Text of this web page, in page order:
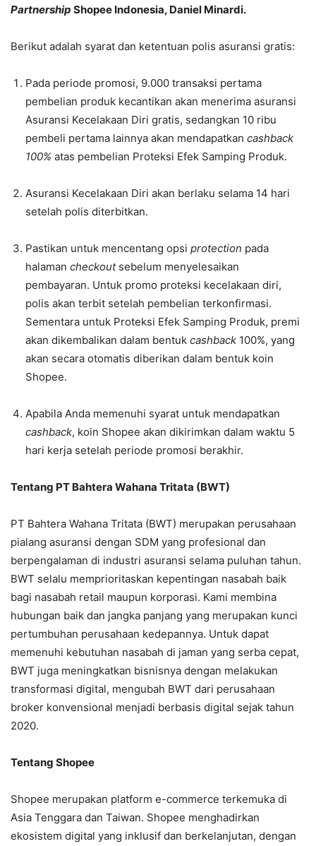
Partnership Shopee Indonesia, Daniel Minardi.
Berikut adalah syarat dan ketentuan polis asuransi gratis:
Pada periode promosi, 9.000 transaksi pertama
pembelian produk kecantikan akan menerima asuransi
Asuransi Kecelakaan Diri gratis, sedangkan 10 ribu
pembeli pertama lainnya akan mendapatkan cashback
100% atas pembelian Proteksi Efek Samping Produk.
Asuransi Kecelakaan Diri akan berlaku selama 14 hari
setelah polis diterbitkan.
Pastikan untuk mencentang opsi protection pada
halaman checkoutsebelum menyelesaikan
pembayaran. Untuk promo proteksi kecelakaan diri,
polis akan terbit setelah pembelian terkonfirmasi.
Sementara untuk Proteksi Efek Samping Produk, premi
akan dikembalikan dalam bentuk cashback 100%, yang
akan secara otomatis diberikan dalam bentuk koin
Shopee.
Apabila Anda memenuhi syarat untuk mendapatkan
cashback, koin Shopee akan dikirimkan dalam waktu 5
hari kerja setelah periode promosi berakhir.
Tentang PT Bahtera Wahana Tritata (BWT)
PT Bahtera Wahana Tritata (BWT) merupakan perusahaan
pialang asuransi dengan SDM yang profesional dan
berpengalaman di industri asuransi selama puluhan tahun.
BWT selalu memprioritaskan kepentingan nasabah baik
bagi nasabah retail maupun korporasi. Kami membina
hubungan baik dan jangka panjang yang merupakan kunci
pertumbuhan perusahaan kedepannya. Untuk dapat
memenuhi kebutuhan nasabah di jaman yang serba cepat,
BWT juga meningkatkan bisnisnya dengan melakukan
transformasi digital, mengubah BWT dari perusahaan
broker konvensional menjadi berbasis digital sejak tahun
2020.
Tentang Shopee
Shopee merupakan platform e-commerce terkemuka di
Asia Tenggara dan Taiwan. Shopee menghadirkan
ekosistem digital yang inklusif dan berkelanjutan, dengan